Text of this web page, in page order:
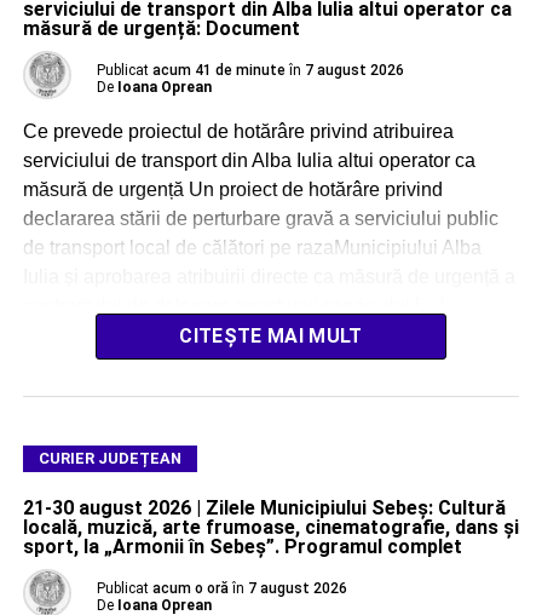
serviciului de transport din Alba Iulia altui operator ca
măsură de urgență: Document
Publicat acum 41 de minute în 7 august 2026
De Ioana Oprean
Ce prevede proiectul de hotărâre privind atribuirea
serviciului de transport din Alba Iulia altui operator ca
măsură de urgență Un proiect de hotărâre privind
declararea stării de perturbare gravă a serviciului public
de transport local de călători pe razaMunicipiului Alba
CITEȘTE MAI MULT
CURIER JUDEȚEAN
21-30 august 2026 | Zilele Municipiului Sebeș: Cultură
locală, muzică, arte frumoase, cinematografie, dans și
sport, la „Armonii în Sebeș”. Programul complet
Publicat acum o oră în 7 august 2026
De Ioana Oprean